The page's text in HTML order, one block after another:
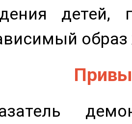
детей,